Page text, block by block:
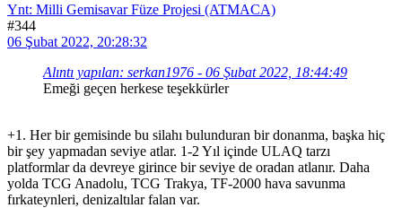
Ynt: Milli Gemisavar Füze Projesi (ATMACA)
#344
06 Şubat 2022, 20:28:32
Alıntı yapılan: serkan1976 - 06 Şubat 2022, 18:44:49
Emeği geçen herkese teşekkürler
+1. Her bir gemisinde bu silahı bulunduran bir donanma, başka hiç
bir şey yapmadan seviye atlar. 1-2 Yıl içinde ULAQ tarzı
platformlar da devreye girince bir seviye de oradan atlanır. Daha
yolda TCG Anadolu, TCG Trakya, TF-2000 hava savunma
fırkateynleri, denizaltılar falan var.